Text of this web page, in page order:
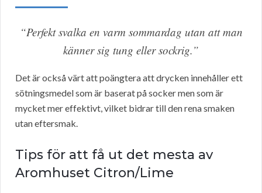
“Perfekt svalka en varm sommardag utan att man
känner sig tung eller sockrig.”
Det är också värt att poängtera att drycken innehåller ett
sötningsmedel som är baserat på socker men som är
mycket mer effektivt, vilket bidrar till den rena smaken
utan eftersmak.
Tips för att få ut det mesta av
Aromhuset Citron/Lime